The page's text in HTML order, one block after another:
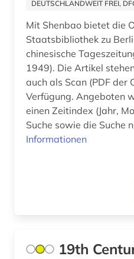
irland (3)
islam (1)
DEUTSCHLANDWEIT FREI,
Mit Shenbao bietet die
Staatsbibliothek zu
chinesische
1949). Die Artikel
auch als Scan (PDF der
Verfügung. Angeboten wird der Zugriff über
einen Zeitindex (Jahr,
Suche sowie die Suche
Informationen
19th